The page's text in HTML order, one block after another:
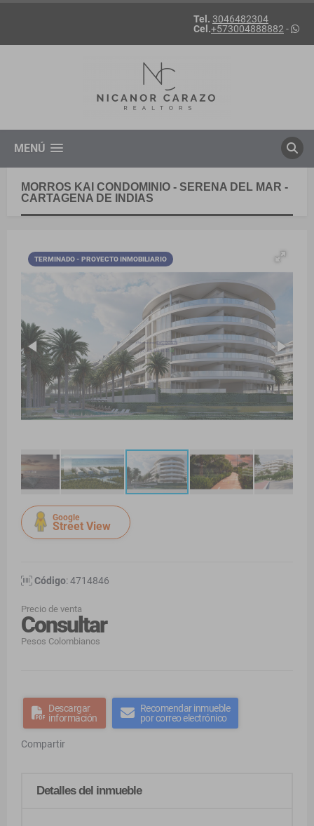
Tel. 3046482304
Cel.+573004888882 -
MENÚ
MORROS KAI CONDOMINIO - SERENA DEL MAR -
CARTAGENA DE INDIAS
TERMINADO - PROYECTO INMOBILIARIO
Google
Street View
Código: 4714846
Precio de venta
Consultar
Pesos Colombianos
Descargar
información
Recomendar inmueble
por correo electrónico
Compartir
Detalles del inmueble